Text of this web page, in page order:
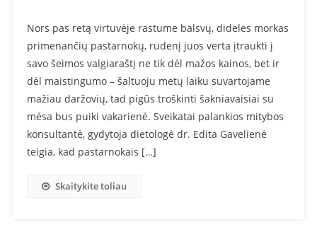
Nors pas retą virtuvėje rastume balsvų, dideles morkas
primenančių pastarnokų, rudenį juos verta įtraukti į
savo šeimos valgiaraštį ne tik dėl mažos kainos, bet ir
dėl maistingumo – šaltuoju metų laiku suvartojame
mažiau daržovių, tad pigūs troškinti šakniavaisiai su
mėsa bus puiki vakarienė. Sveikatai palankios mitybos
konsultantė, gydytoja dietologė dr. Edita Gavelienė
teigia, kad pastarnokais […]
Skaitykite toliau